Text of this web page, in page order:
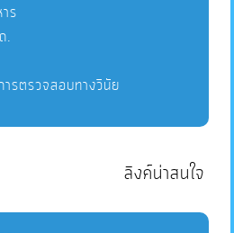
ร
.
รตรวจสอบทางวินัย
ลิงค์น่าสนใจ